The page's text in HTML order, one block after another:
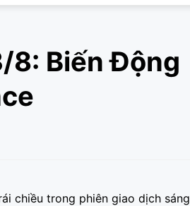
8: Biến Động
chiều trong phiên giao dịch sáng